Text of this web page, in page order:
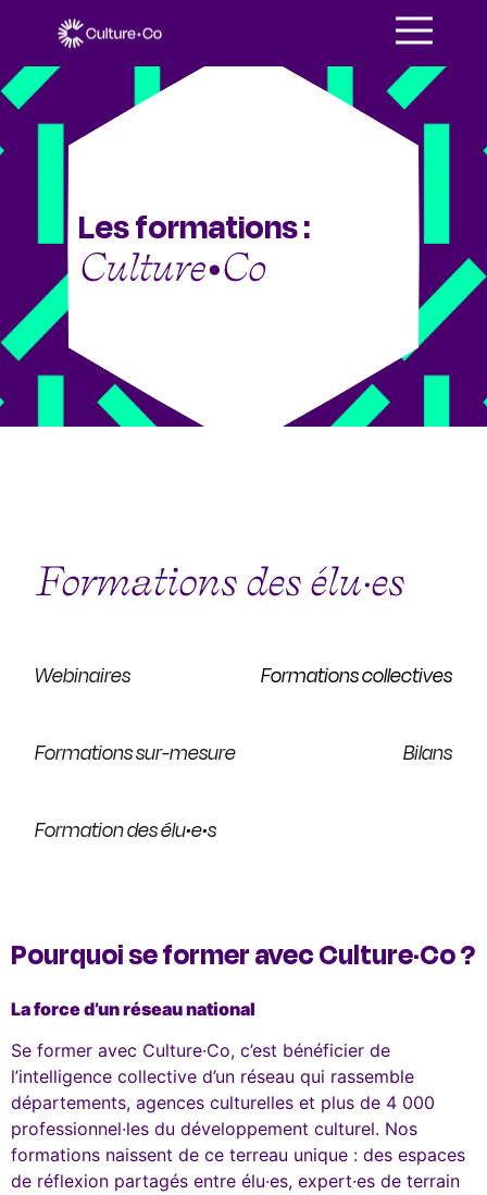
Les formations :
Culture•Co
Formations des élu·es
Webinaires Formations collectives
Formations sur-mesure Bilans
Formation des élu•e•s
Pourquoi se former avec Culture·Co ?
La force d’un réseau national
Se former avec Culture·Co, c’est bénéficier de
l’intelligence collective d’un réseau qui rassemble
départements, agences culturelles et plus de 4 000
professionnel·les du développement culturel. Nos
formations naissent de ce terreau unique : des espaces
de réflexion partagés entre élu·es, expert·es de terrain